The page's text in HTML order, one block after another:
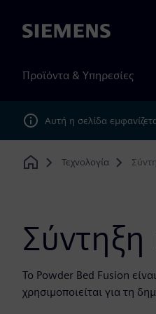
Siemens
Προϊόντα & Υπηρεσίες
Αυτή η σελίδα
Home
Τεχνολογία
Σύντηξη
Το Powder Bed Fusion
χρησιμοποιείται για τη